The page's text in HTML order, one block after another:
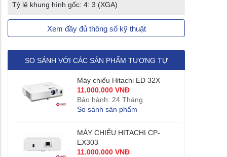
Tỷ lệ khung hình gốc: 4: 3 (XGA)
Xem đầy đủ thông số kỹ thuật
SO SÁNH VỚI CÁC SẢN PHẨM TƯƠNG TỰ
Máy chiếu Hitachi ED 32X
11.000.000 VNĐ
Bảo hành: 24 Tháng
So sánh sản phẩm
MÁY CHIẾU HITACHI CP-
EX303
11.000.000 VNĐ